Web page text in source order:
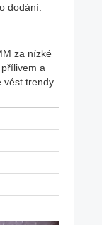
dodání.
za nízké
a
vést trendy